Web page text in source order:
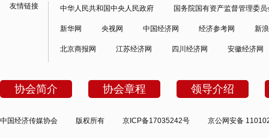
友情链接 中华人民共和国中央人民政府 国务院国有资产监督管理委员
新华网 央视网 中国经济网 经济参考网 新
北京商报网 江苏经济网 四川经济网 安徽经济网
协会简介 协会章程 领导介绍
中国经济传媒协会 版权所有 京ICP备17035242号 京公网安备